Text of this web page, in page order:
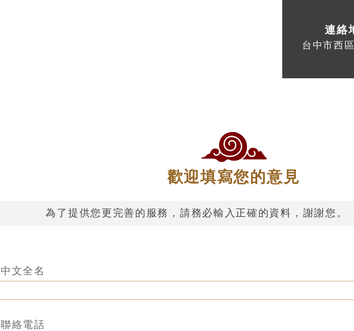
連絡
台中市西
歡迎填寫您的意見
為了提供您更完善的服務，請務必輸入正確的資料，謝謝您。
中文全名
聯絡電話